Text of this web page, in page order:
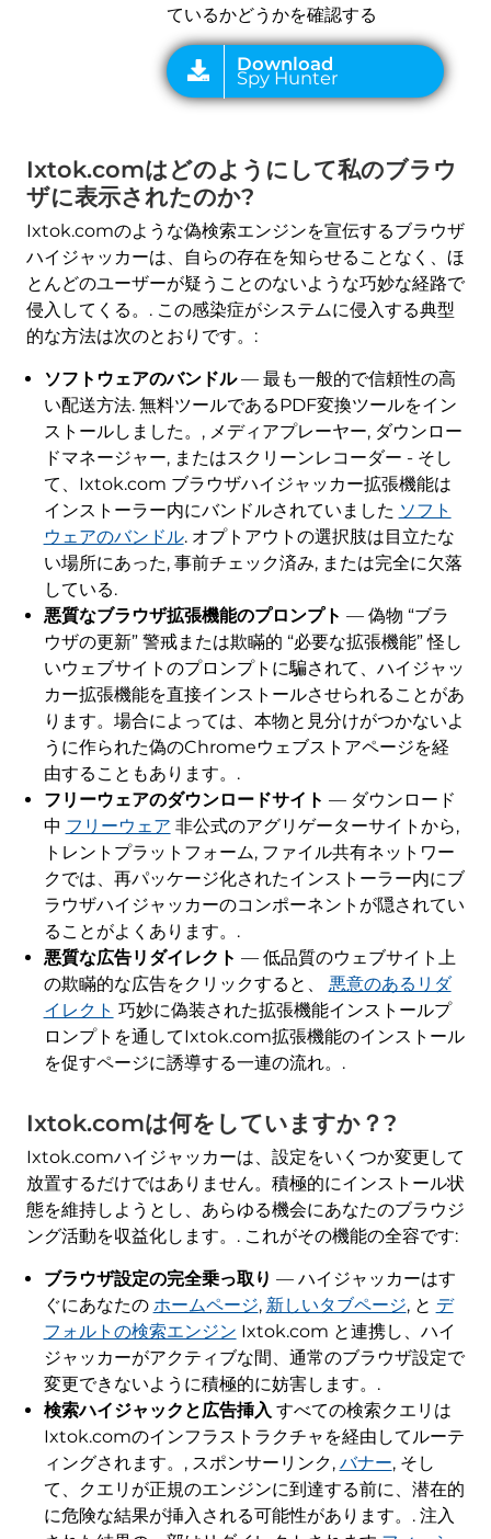
ているかどうかを確認する
Ixtok.comはどのようにして私のブラウ
ザに表示されたのか?
Ixtok.comのような偽検索エンジンを宣伝するブラウザ
ハイジャッカーは、自らの存在を知らせることなく、ほ
とんどのユーザーが疑うことのないような巧妙な経路で
侵入してくる。. この感染症がシステムに侵入する典型
的な方法は次のとおりです。:
ソフトウェアのバンドル— 最も一般的で信頼性の高
い配送方法. 無料ツールであるPDF変換ツールをイン
ストールしました。, メディアプレーヤー, ダウンロー
ドマネージャー, またはスクリーンレコーダー - そし
て、Ixtok.com ブラウザハイジャッカー拡張機能は
インストーラー内にバンドルされていました ソフト
ウェアのバンドル. オプトアウトの選択肢は目立たな
い場所にあった, 事前チェック済み, または完全に欠落
している.
悪質なブラウザ拡張機能のプロンプト — 偽物 “ブラ
ウザの更新” 警戒または欺瞞的 “必要な拡張機能” 怪し
いウェブサイトのプロンプトに騙されて、ハイジャッ
カー拡張機能を直接インストールさせられることがあ
ります。場合によっては、本物と見分けがつかないよ
うに作られた偽のChromeウェブストアページを経
由することもあります。.
フリーウェアのダウンロードサイト — ダウンロード
中 フリーウェア 非公式のアグリゲーターサイトから,
トレントプラットフォーム, ファイル共有ネットワー
クでは、再パッケージ化されたインストーラー内にブ
ラウザハイジャッカーのコンポーネントが隠されてい
ることがよくあります。.
悪質な広告リダイレクト — 低品質のウェブサイト上
の欺瞞的な広告をクリックすると、 悪意のあるリダ
イレクト 巧妙に偽装された拡張機能インストールプ
ロンプトを通してIxtok.com拡張機能のインストール
を促すページに誘導する一連の流れ。.
Ixtok.comは何をしていますか？?
Ixtok.comハイジャッカーは、設定をいくつか変更して
放置するだけではありません。積極的にインストール状
態を維持しようとし、あらゆる機会にあなたのブラウジ
ング活動を収益化します。. これがその機能の全容です:
ブラウザ設定の完全乗っ取り — ハイジャッカーはす
ぐにあなたの ホームページ, 新しいタブページ, と デ
フォルトの検索エンジン Ixtok.com と連携し、ハイ
ジャッカーがアクティブな間、通常のブラウザ設定で
変更できないように積極的に妨害します。.
検索ハイジャックと広告挿入 すべての検索クエリは
Ixtok.comのインフラストラクチャを経由してルーテ
ィングされます。, スポンサーリンク, バナー, そし
て、クエリが正規のエンジンに到達する前に、潜在的
に危険な結果が挿入される可能性があります。. 注入